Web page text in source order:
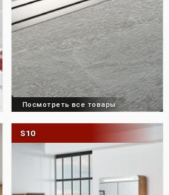
Посмотреть все товары
PREMIUM/V/FLOW